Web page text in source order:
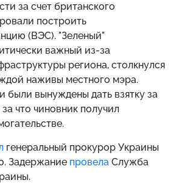
за счет британского
построить
(ВЭС). "Зеленый"
важный из-за
региона, столкнулся
наживы местного мэра.
были вынуждены дать взятку за
что чиновник получил
генеральный прокурор Украины
Задержание провела Служба